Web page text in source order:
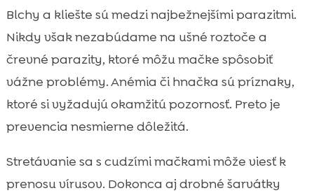
Blchy a kliešte sú medzi najbežnejšími parazitmi.
Nikdy však nezabúdame na ušné roztoče a
črevné parazity, ktoré môžu mačke spôsobiť
vážne problémy. Anémia či hnačka sú príznaky,
ktoré si vyžadujú okamžitú pozornosť. Preto je
prevencia nesmierne dôležitá.
Stretávanie sa s cudzími mačkami môže viesť k
prenosu vírusov. Dokonca aj drobné šarvátky